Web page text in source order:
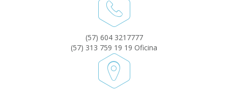
(57) 604 3217777
(57) 313 759 19 19 Oficina